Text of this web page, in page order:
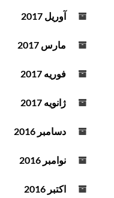
آوریل 2017
مارس 2017
فوریه 2017
ژانویه 2017
دسامبر 2016
نوامبر 2016
اکتبر 2016